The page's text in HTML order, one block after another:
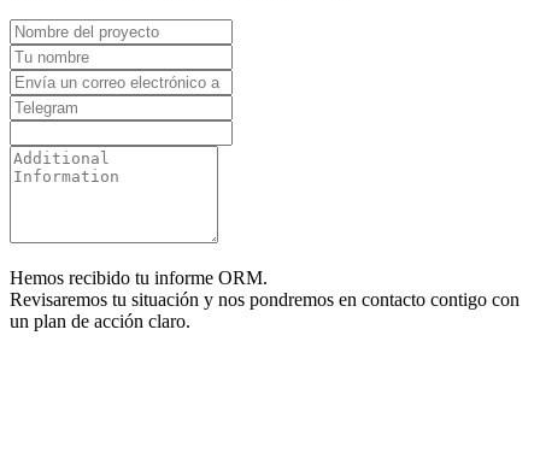
Hemos recibido tu informe ORM.
Revisaremos tu situación y nos pondremos en contacto contigo con
un plan de acción claro.